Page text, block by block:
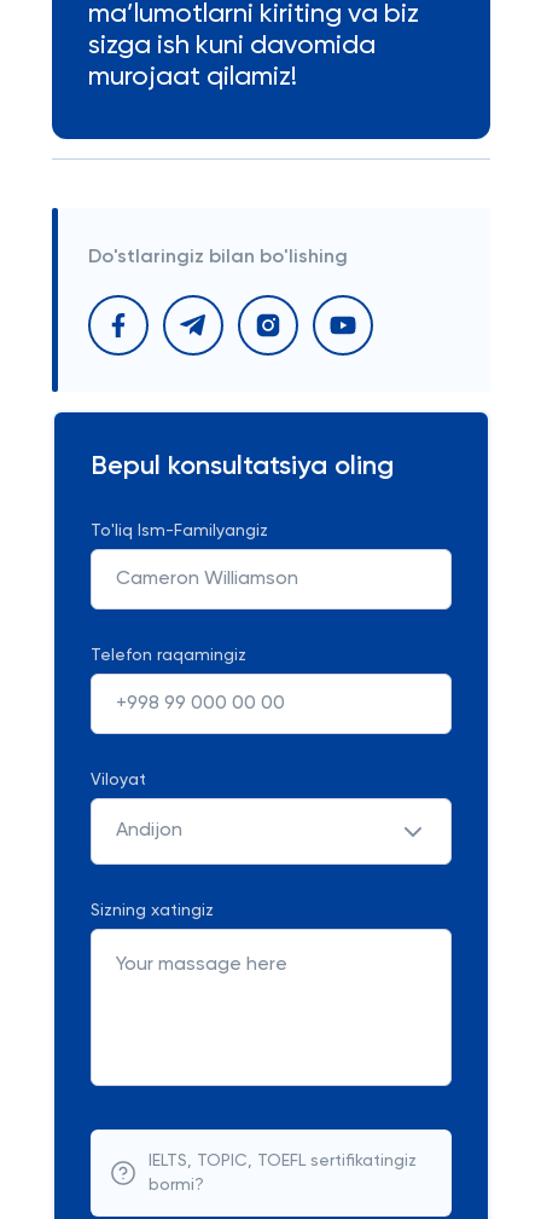
ma’lumotlarni kiriting va biz
sizga ish kuni davomida
murojaat qilamiz!
Do'stlaringiz bilan bo'lishing
Bepul konsultatsiya oling
To'liq Ism-Familyangiz
Telefon raqamingiz
Viloyat
Andijon
Sizning xatingiz
IELTS, TOPIC, TOEFL sertifikatingiz
bormi?